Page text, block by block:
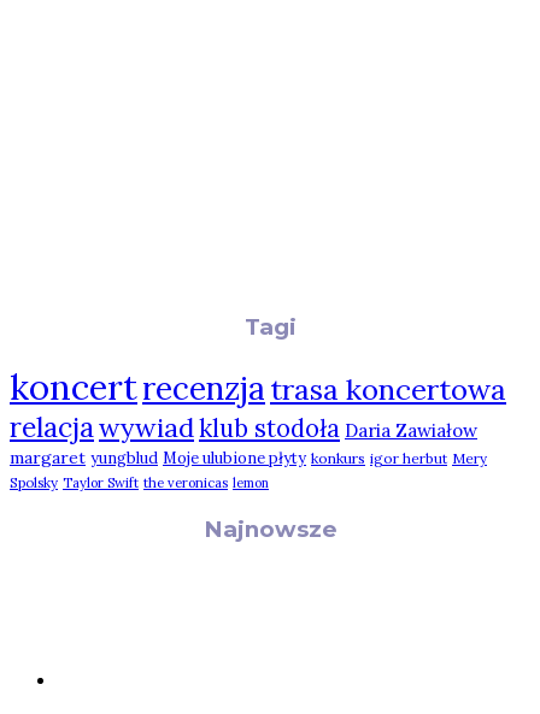
Tagi
koncertrecenzjatrasa koncertowa
relacjawywiadklub stodoła Daria Zawiałow
margaret yungblud Moje ulubione płyty konkurs igor herbut Mery
Spolsky Taylor Swift the veronicas lemon
Najnowsze